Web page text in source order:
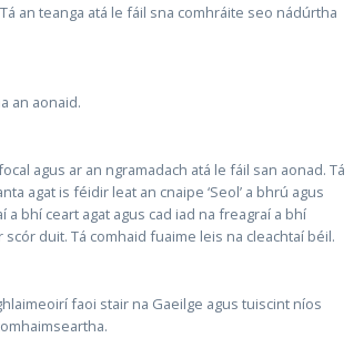
an teanga atá le fáil sna comhráite seo nádúrtha
an aonaid.
agus ar an ngramadach atá le fáil san aonad. Tá
agat is féidir leat an cnaipe ‘Seol’ a bhrú agus
bhí ceart agat agus cad iad na freagraí a bhí
duit. Tá comhaid fuaime leis na cleachtaí béil.
faoi stair na Gaeilge agus tuiscint níos